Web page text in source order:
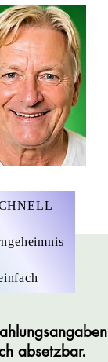
Marius Ebert
absetzbar.